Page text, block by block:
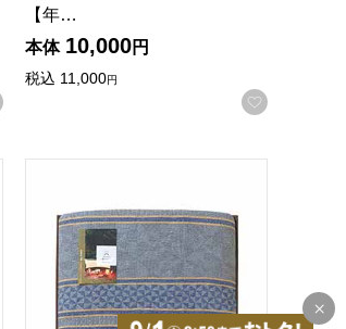
お気に入りに登録する
【年…
本体 10,000円
税込 11,000円
お気に入